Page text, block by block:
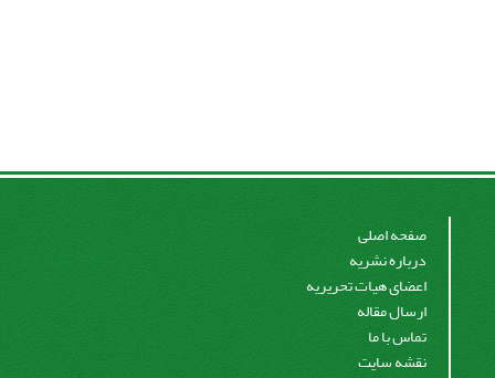
صفحه اصلی
درباره نشریه
اعضای هیات تحریریه
ارسال مقاله
تماس با ما
نقشه سایت